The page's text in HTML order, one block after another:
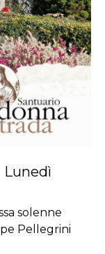
Lunedì
solenne
Pellegrini